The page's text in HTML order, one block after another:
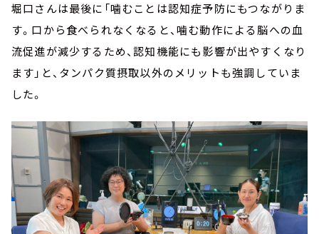
堀口さんは最後に「噛むことは認知症予防にもつながりま
す。口から食べられなくなると、噛む動作による脳への血
流促進が減少するため、認知機能にも影響が出やすくなり
ます」と、タンパク質摂取以外のメリットも強調していま
した。